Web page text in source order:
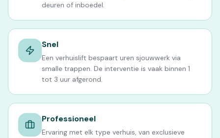
deuren of inboedel.
Snel
Een verhuislift bespaart uren sjouwwerk via
smalle trappen. De interventie is vaak binnen 1
tot 3 uur afgerond.
Professioneel
Ervaring met elk type verhuis, van exclusieve